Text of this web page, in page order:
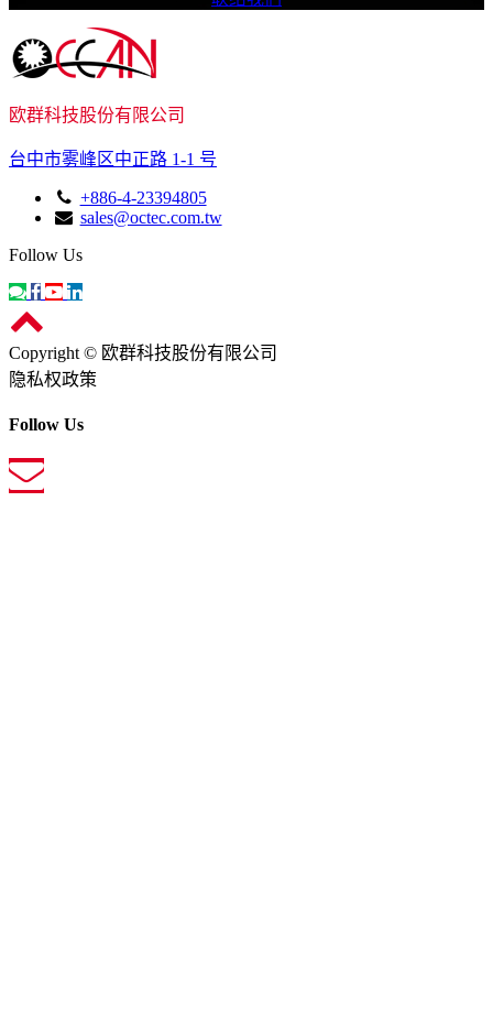
欧群科技股份有限公司
台中市雾峰区中正路 1-1 号
+886-4-23394805
sales@octec.com.tw
Follow Us
Copyright © 欧群科技股份有限公司
隐私权政策
Follow Us